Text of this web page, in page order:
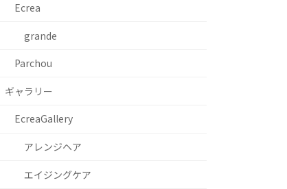
Ecrea
grande
Parchou
ギャラリー
EcreaGallery
アレンジヘア
エイジングケア